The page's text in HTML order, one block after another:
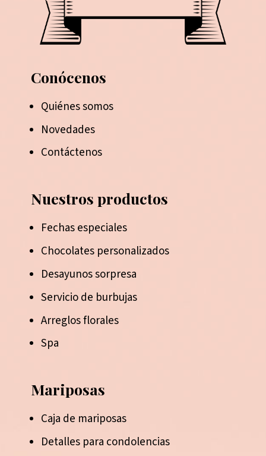
Conócenos
Quiénes somos
Novedades
Contáctenos
Nuestros productos
Fechas especiales
Chocolates personalizados
Desayunos sorpresa
Servicio de burbujas
Arreglos florales
Spa
Mariposas
Caja de mariposas
Detalles para condolencias